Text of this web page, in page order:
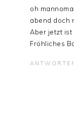
oh
abend doch
Aber jetzt ist
Fröhliches